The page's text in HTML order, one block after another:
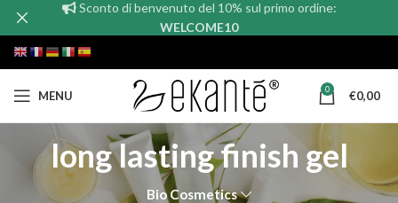
MENU 0 €0,00
long lasting finish gel
Bio Cosmetics
Sconto di benvenuto del 10% sul primo ordine:
WELCOME10